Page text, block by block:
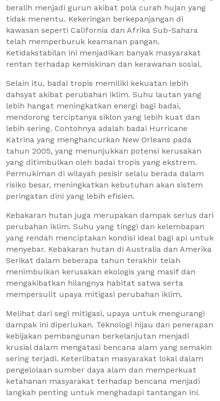
beralih menjadi gurun akibat pola curah hujan yang
tidak menentu. Kekeringan berkepanjangan di
kawasan seperti California dan Afrika Sub-Sahara
telah memperburuk keamanan pangan.
Ketidakstabilan ini menjadikan banyak masyarakat
rentan terhadap kemiskinan dan kerawanan sosial.
Selain itu, badai tropis memiliki kekuatan lebih
dahsyat akibat perubahan iklim. Suhu lautan yang
lebih hangat meningkatkan energi bagi badai,
mendorong terciptanya siklon yang lebih kuat dan
lebih sering. Contohnya adalah badai Hurricane
Katrina yang menghancurkan New Orleans pada
tahun 2005, yang menunjukkan potensi kerusakan
yang ditimbulkan oleh badai tropis yang ekstrem.
Permukiman di wilayah pesisir selalu berada dalam
risiko besar, meningkatkan kebutuhan akan sistem
peringatan dini yang lebih efisien.
Kebakaran hutan juga merupakan dampak serius dari
perubahan iklim. Suhu yang tinggi dan kelembapan
yang rendah menciptakan kondisi ideal bagi api untuk
menyebar. Kebakaran hutan di Australia dan Amerika
Serikat dalam beberapa tahun terakhir telah
menimbulkan kerusakan ekologis yang masif dan
mengakibatkan hilangnya habitat satwa serta
mempersulit upaya mitigasi perubahan iklim.
Melihat dari segi mitigasi, upaya untuk mengurangi
dampak ini diperlukan. Teknologi hijau dan penerapan
kebijakan pembangunan berkelanjutan menjadi
krusial dalam mengatasi bencana alam yang semakin
sering terjadi. Keterlibatan masyarakat lokal dalam
pengelolaan sumber daya alam dan memperkuat
ketahanan masyarakat terhadap bencana menjadi
langkah penting untuk menghadapi tantangan ini.